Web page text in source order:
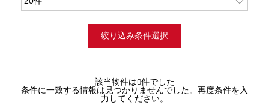
絞り込み条件選択
該当物件は0件でした
条件に一致する情報は見つかりませんでした。再度条件を入
力してください。